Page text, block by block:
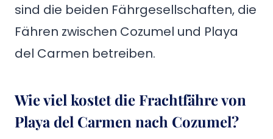
sind die beiden Fährgesellschaften, die
Fähren zwischen Cozumel und Playa
del Carmen betreiben.
Wie viel kostet die Frachtfähre von
Playa del Carmen nach Cozumel?